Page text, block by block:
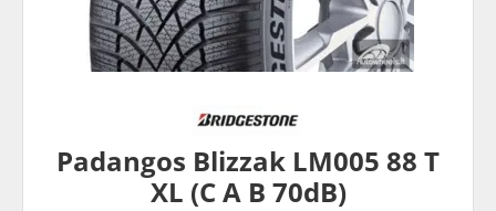
Padangos Blizzak LM005 88 T
XL (C A B 70dB)